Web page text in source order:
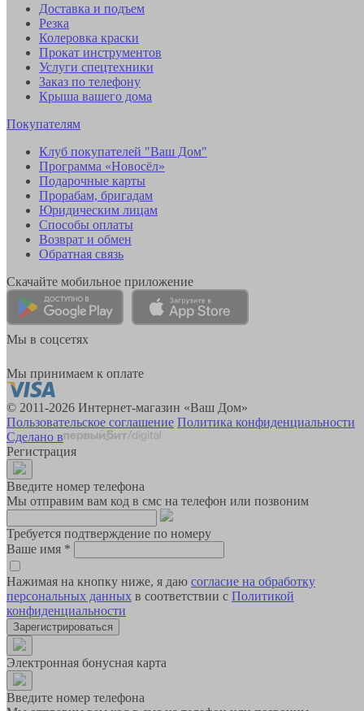
Доставка и подъем
Резка
Колеровка краски
Прокат инструментов
Услуги спецтехники
Заказ по телефону
Крыша вашего дома
Покупателям
Клуб покупателей "Ваш Дом"
Программа «Новосёл»
Подарочные карты
Прорабам, бригадам
Юридическим лицам
Способы оплаты
Возврат и обмен
Обратная связь
Скачайте мобильное приложение
Мы в соцсетях
Мы принимаем к оплате
© 2011-2026 Интернет-магазин «Ваш Дом»
Пользовательское соглашение Политика конфиденциальности
Сделано в
Регистрация
Введите номер телефона
Мы отправим вам код в смс на телефон или позвоним
Требуется подтверждение по номеру
Ваше имя *
Нажимая на кнопку ниже, я даю согласие на обработку
персональных данных в соответствии с Политикой
конфиденциальности
Зарегистрироваться
Электронная бонусная карта
Введите номер телефона